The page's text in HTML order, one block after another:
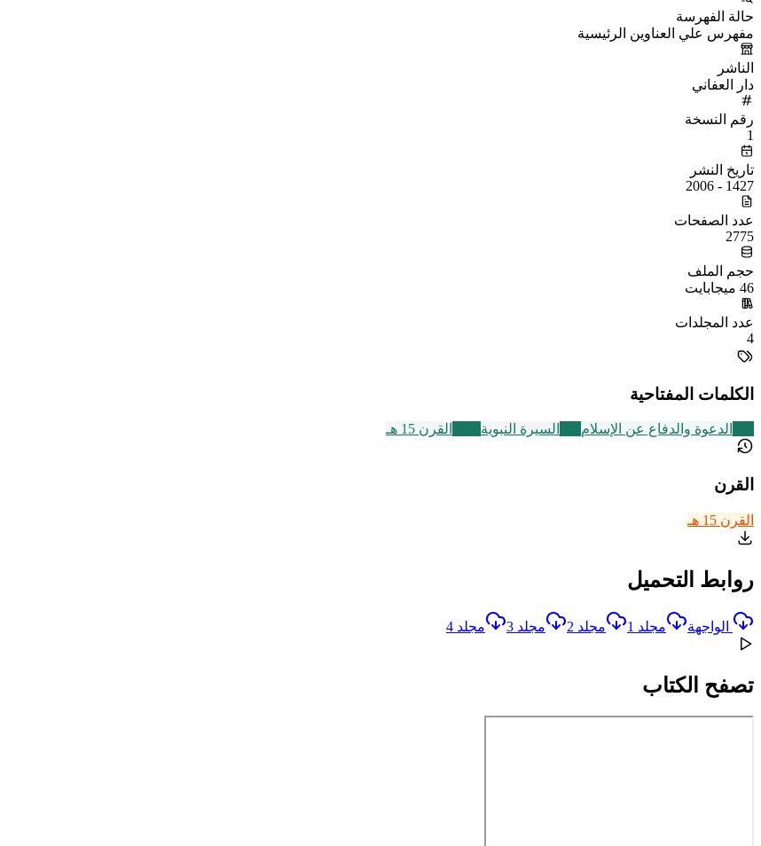
حالة الفهرسة
مفهرس علي العناوين الرئيسية
الناشر
دار العفاني
رقم النسخة
1
تاريخ النشر
1427 - 2006
عدد الصفحات
2775
حجم الملف
46 ميجابايت
عدد المجلدات
4
الكلمات المفتاحية
الدعوة والدفاع عن الإسلام السيرة النبوية القرن 15 هـ
القرن
القرن 15 هـ
روابط التحميل
الواجهة مجلد 1 مجلد 2 مجلد 3 مجلد 4
تصفح الكتاب